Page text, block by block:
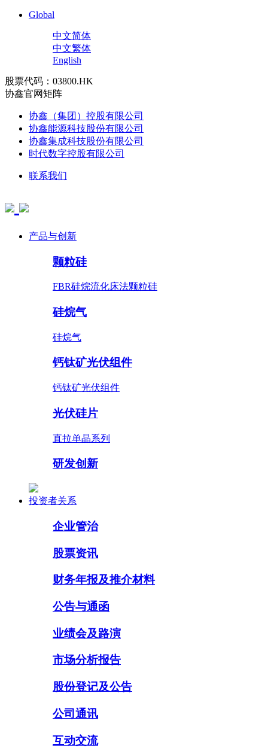
Global
中文简体
中文繁体
English
股票代码：03800.HK
协鑫官网矩阵
协鑫（集团）控股有限公司
协鑫能源科技股份有限公司
协鑫集成科技股份有限公司
时代数字控股有限公司
联系我们
产品与创新
颗粒硅
FBR硅烷流化床法颗粒硅
硅烷气
硅烷气
钙钛矿光伏组件
钙钛矿光伏组件
光伏硅片
直拉单晶系列
研发创新
投资者关系
企业管治
股票资讯
财务年报及推介材料
公告与通函
业绩会及路演
市场分析报告
股份登记及公告
公司通讯
互动交流